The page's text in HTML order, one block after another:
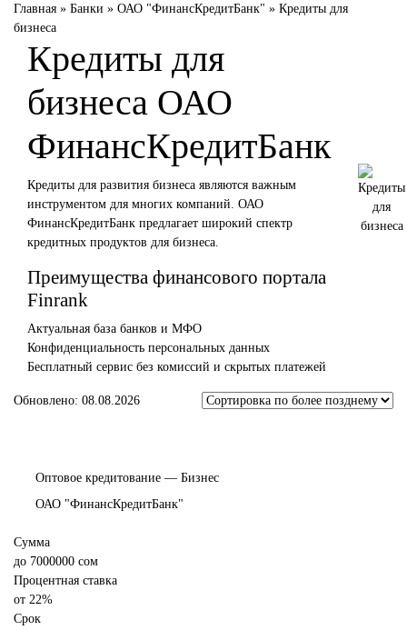
Главная » Банки » ОАО "ФинансКредитБанк" » Кредиты для
бизнеса
Кредиты для
бизнеса ОАО
ФинансКредитБанк
Кредиты для развития бизнеса являются важным
инструментом для многих компаний. ОАО
ФинансКредитБанк предлагает широкий спектр
кредитных продуктов для бизнеса.
Преимущества финансового портала
Finrank
Актуальная база банков и МФО
Конфиденциальность персональных данных
Бесплатный сервис без комиссий и скрытых платежей
Обновлено: 08.08.2026
Оптовое кредитование — Бизнес
ОАО "ФинансКредитБанк"
Сумма
до 7000000 сом
Процентная ставка
от 22%
Срок